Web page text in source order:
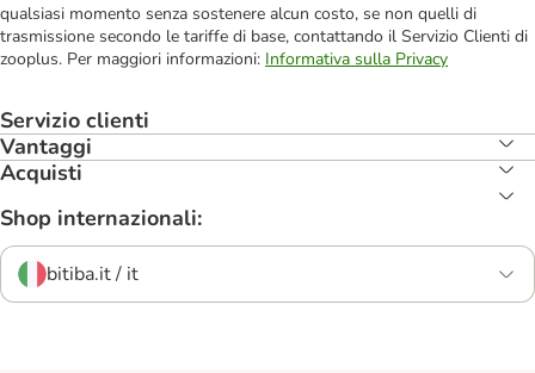
qualsiasi momento senza sostenere alcun costo, se non quelli di
trasmissione secondo le tariffe di base, contattando il Servizio Clienti di
zooplus. Per maggiori informazioni: Informativa sulla Privacy
Servizio clienti
Vantaggi
Acquisti
Shop internazionali:
bitiba.it / it